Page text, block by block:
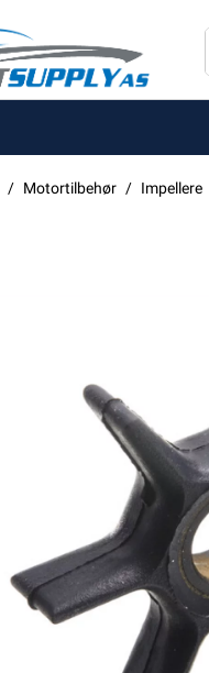
Motortilbehør Impellere